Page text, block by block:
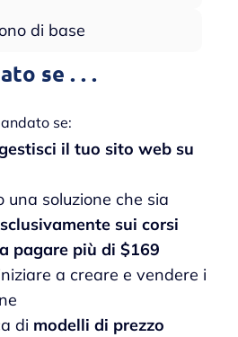
di base
se . . .
se:
il tuo sito web su
una soluzione che sia
sui corsi
pagare più di $169
a creare e vendere i
di modelli di prezzo